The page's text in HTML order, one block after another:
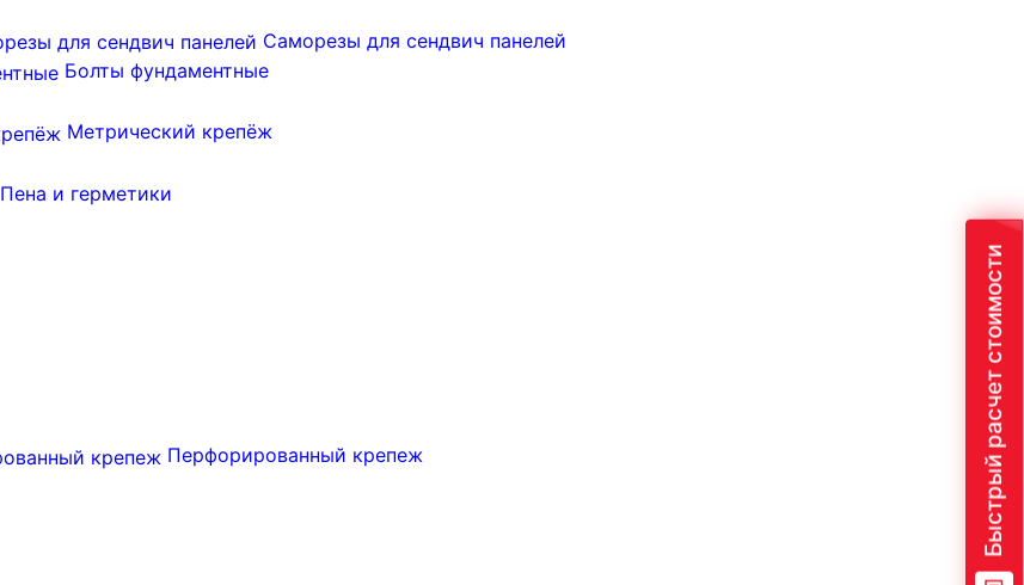
Быстрый расчет стоимости
Саморезы для сендвич панелей
Болты фундаментные
Метрический крепёж
Пена и герметики
Перфорированный крепеж